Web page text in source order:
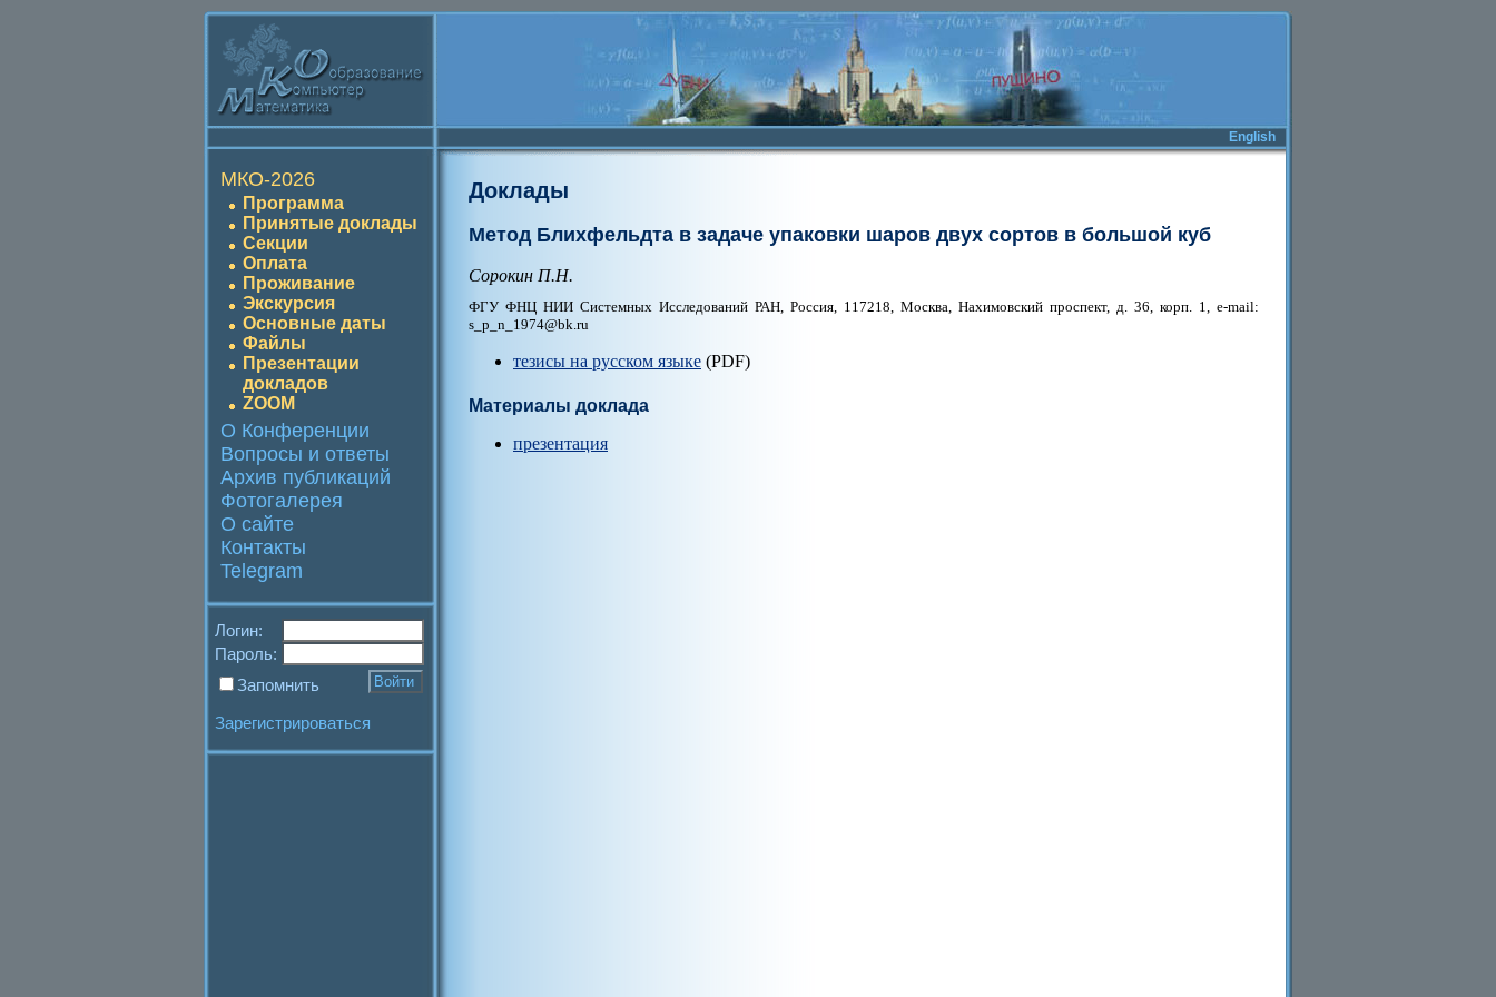
English
МКО-2026
Программа
Принятые доклады
Секции
Оплата
Проживание
Экскурсия
Основные даты
Файлы
Презентации
докладов
ZOOM
О Конференции
Вопросы и ответы
Архив публикаций
Фотогалерея
О сайте
Контакты
Telegram
Логин:
Пароль:
Запомнить
Зарегистрироваться
Доклады
Метод Блихфельдта в задаче упаковки шаров двух сортов в большой куб
Сорокин П.Н.
ФГУ ФНЦ НИИ Системных Исследований РАН, Россия, 117218, Москва, Нахимовский проспект, д. 36, корп. 1, e-mail:
s_p_n_1974@bk.ru
тезисы на русском языке (PDF)
Материалы доклада
презентация